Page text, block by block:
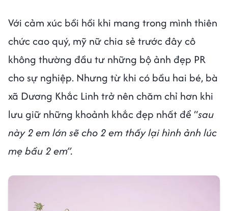
Với cảm xúc bồi hồi khi mang trong mình thiên
chức cao quý, mỹ nữ chia sẻ trước đây cô
không thường đầu tư những bộ ảnh đẹp PR
cho sự nghiệp. Nhưng từ khi có bầu hai bé, bà
xã Dương Khắc Linh trở nên chăm chỉ hơn khi
lưu giữ những khoảnh khắc đẹp nhất để “sau
này 2 em lớn sẽ cho 2 em thấy lại hình ảnh lúc
mẹ bầu 2 em”.